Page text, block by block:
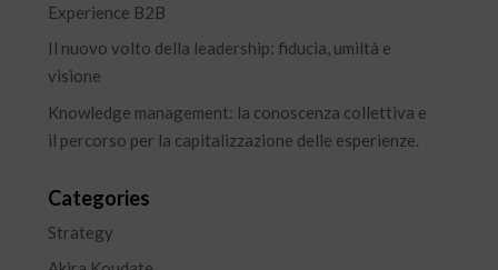
Experience B2B
Il nuovo volto della leadership: fiducia, umiltà e
visione
Knowledge management: la conoscenza collettiva e
il percorso per la capitalizzazione delle esperienze.
Categories
Strategy